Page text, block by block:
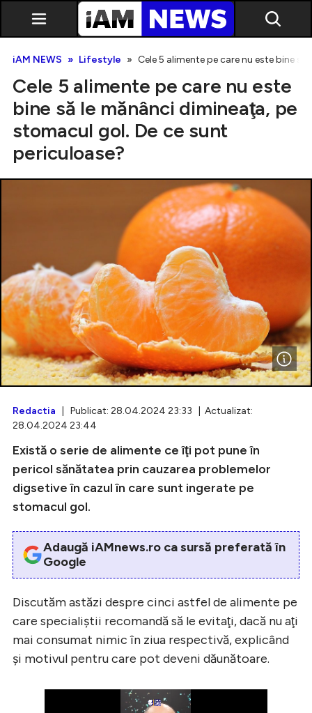
Exclusiv
Intră în cont
Creează cont
iAM NEWS Lifestyle Cele 5 alimente pe care nu este bine
Cele 5 alimente pe care nu este
bine să le mănânci dimineaţa, pe
stomacul gol. De ce sunt
periculoase?
Redactia | Publicat: 28.04.2024 23:33 | Actualizat:
28.04.2024 23:44
Există o serie de alimente ce îţi pot pune în
pericol sănătatea prin cauzarea problemelor
digsetive în cazul în care sunt ingerate pe
stomacul gol.
Adaugă iAMnews.ro ca sursă preferată în
Google
Discutăm astăzi despre cinci astfel de alimente pe
care specialiştii recomandă să le evitaţi, dacă nu aţi
mai consumat nimic în ziua respectivă, explicând
şi motivul pentru care pot deveni dăunătoare.